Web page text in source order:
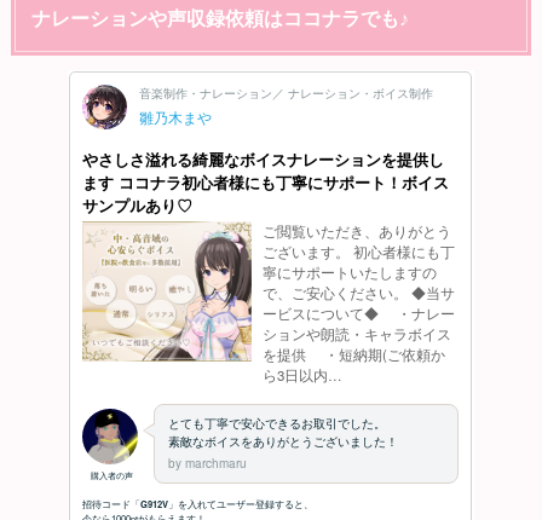
ナレーションや声収録依頼はココナラでも♪